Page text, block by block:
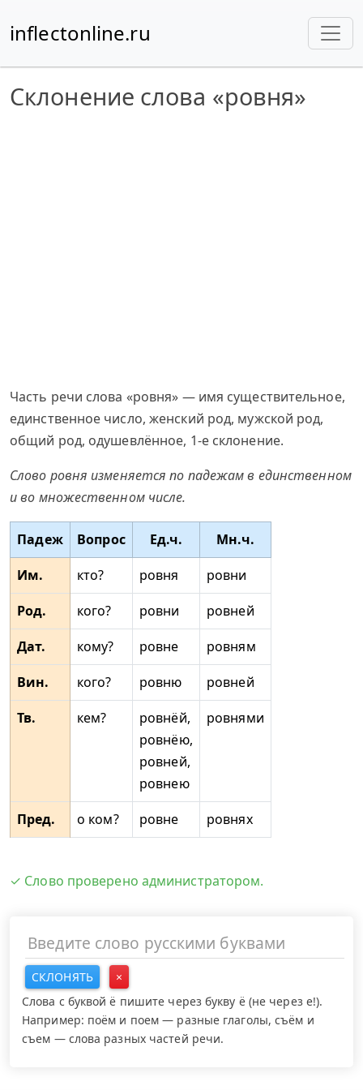
inflectonline.ru
Склонение слова «ровня»
Часть речи слова «ровня» — имя существительное,
единственное число, женский род, мужской род,
общий род, одушевлённое, 1-е склонение.
Слово ровня изменяется по падежам в единственном
и во множественном числе.
Падеж Вопрос Ед.ч.
Мн.ч.
Им.
кто? ровня
ровни
Род.
кого? ровни
ровней
Дат.
кому? ровне
ровням
Вин.
кого? ровню
ровней
Тв.
кем?
ровнёй,
ровнёю,
ровней,
ровнею
ровнями
Пред. о ком? ровне ровнях
✓ Слово проверено администратором.
СКЛОНЯТЬ
×
Слова с буквой ё пишите через букву ё (не через е!).
Например: поём и поем — разные глаголы, съём и
съем — слова разных частей речи.